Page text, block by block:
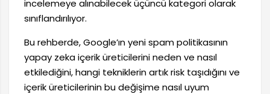
incelemeye alınabilecek üçüncü kategori olarak
sınıflandırılıyor.
Bu rehberde, Google’ın yeni spam politikasının
yapay zeka içerik üreticilerini neden ve nasıl
etkilediğini, hangi tekniklerin artık risk taşıdığını ve
içerik üreticilerinin bu değişime nasıl uyum